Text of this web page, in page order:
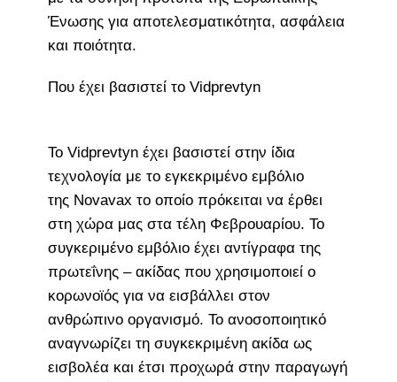
Ένωσης για αποτελεσματικότητα, ασφάλεια
και ποιότητα.
Που έχει βασιστεί το Vidprevtyn
Το Vidprevtyn έχει βασιστεί στην ίδια
τεχνολογία με το εγκεκριμένο εμβόλιο
της Novavax το οποίο πρόκειται να έρθει
στη χώρα μας στα τέλη Φεβρουαρίου. Το
συγκεριμένο εμβόλιο έχει αντίγραφα της
πρωτεΐνης – ακίδας που χρησιμοποιεί ο
κορωνοϊός για να εισβάλλει στον
ανθρώπινο οργανισμό. Το ανοσοποιητικό
αναγνωρίζει τη συγκεκριμένη ακίδα ως
εισβολέα και έτσι προχωρά στην παραγωγή